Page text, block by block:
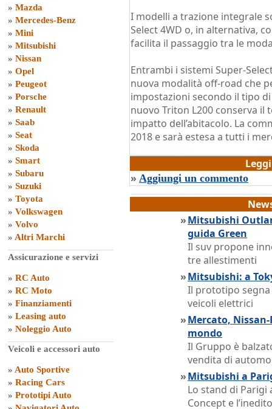
» Mazda
» Mercedes-Benz
» Mini
» Mitsubishi
» Nissan
» Opel
» Peugeot
» Porsche
» Renault
» Saab
» Seat
» Skoda
» Smart
» Subaru
» Suzuki
» Toyota
» Volkswagen
» Volvo
» Altri Marchi
Assicurazione e servizi
» RC Auto
» RC Moto
» Finanziamenti
» Leasing auto
» Noleggio Auto
Veicoli e accessori auto
» Auto Sportive
» Racing Cars
» Prototipi Auto
I modelli a trazione integrale
Select 4WD o, in alternativa,
facilita il passaggio tra le
Entrambi i sistemi Super-
nuova modalità off-road che
impostazioni secondo il tipo
nuovo Triton L200 conserva
impatto dell’abitacolo. La
2018 e sarà estesa a tutti i
» Aggiungi un commento
»Mitsubishi
guida Green
Il suv propone
tre allestimenti
»Mitsubishi: a
Il prototipo
veicoli elettrici
»Mercato,
mondo
Il Gruppo è
vendita di
»Mitsubishi a
Lo stand di Parigi
Concept e